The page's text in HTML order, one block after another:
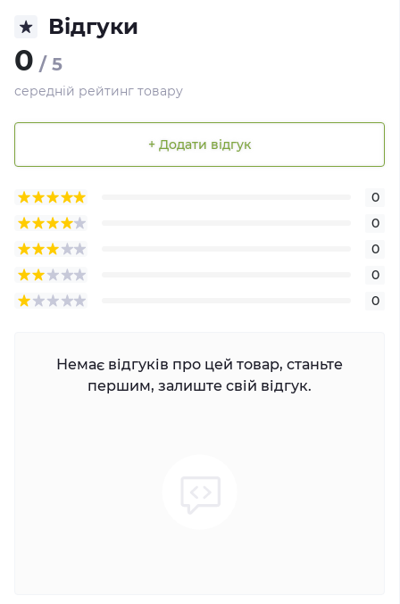
Відгуки
0 / 5
середній рейтинг товару
+ Додати відгук
0
0
0
0
0
Немає відгуків про цей товар, станьте
першим, залиште свій відгук.